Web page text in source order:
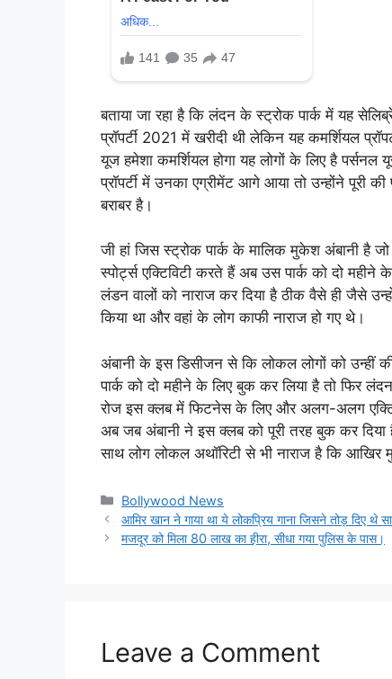
बताया जा रहा है कि लंदन के स्ट्रोक पार्क में यह
प्रॉपर्टी 2021 में खरीदी थी लेकिन यह कमर्शियल
यूज हमेशा कमर्शियल होगा यह लोगों के लिए है
प्रॉपर्टी में उनका एग्रीमेंट आगे आया तो उन्होंने
बराबर है।
जी हां जिस स्ट्रोक पार्क के मालिक मुकेश अंबानी है
स्पोर्ट्स एक्टिविटी करते हैं अब उस पार्क को दो
लंडन वालों को नाराज कर दिया है ठीक वैसे ही जैसे
किया था और वहां के लोग काफी नाराज हो गए थे।
अंबानी के इस डिसीजन से कि लोकल लोगों को उन्हीं
पार्क को दो महीने के लिए बुक कर लिया है तो फिर
रोज इस क्लब में फिटनेस के लिए और अलग-अलग
अब जब अंबानी ने इस क्लब को पूरी तरह बुक कर दिया
साथ लोग लोकल अथॉरिटी से भी नाराज है कि आखिर
Categories
Bollywood News
आमिर खान ने गाया था ये लोकप्रिय गाना जिसने तोड़ दिए थे
मजदूर को मिला 80 लाख का हीरा, सीधा गया पुलिस के पास।
Leave a Comment